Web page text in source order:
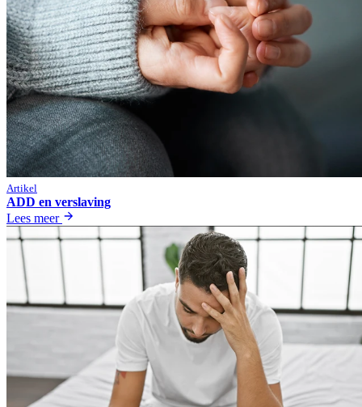
Artikel
ADD en verslaving
Lees meer